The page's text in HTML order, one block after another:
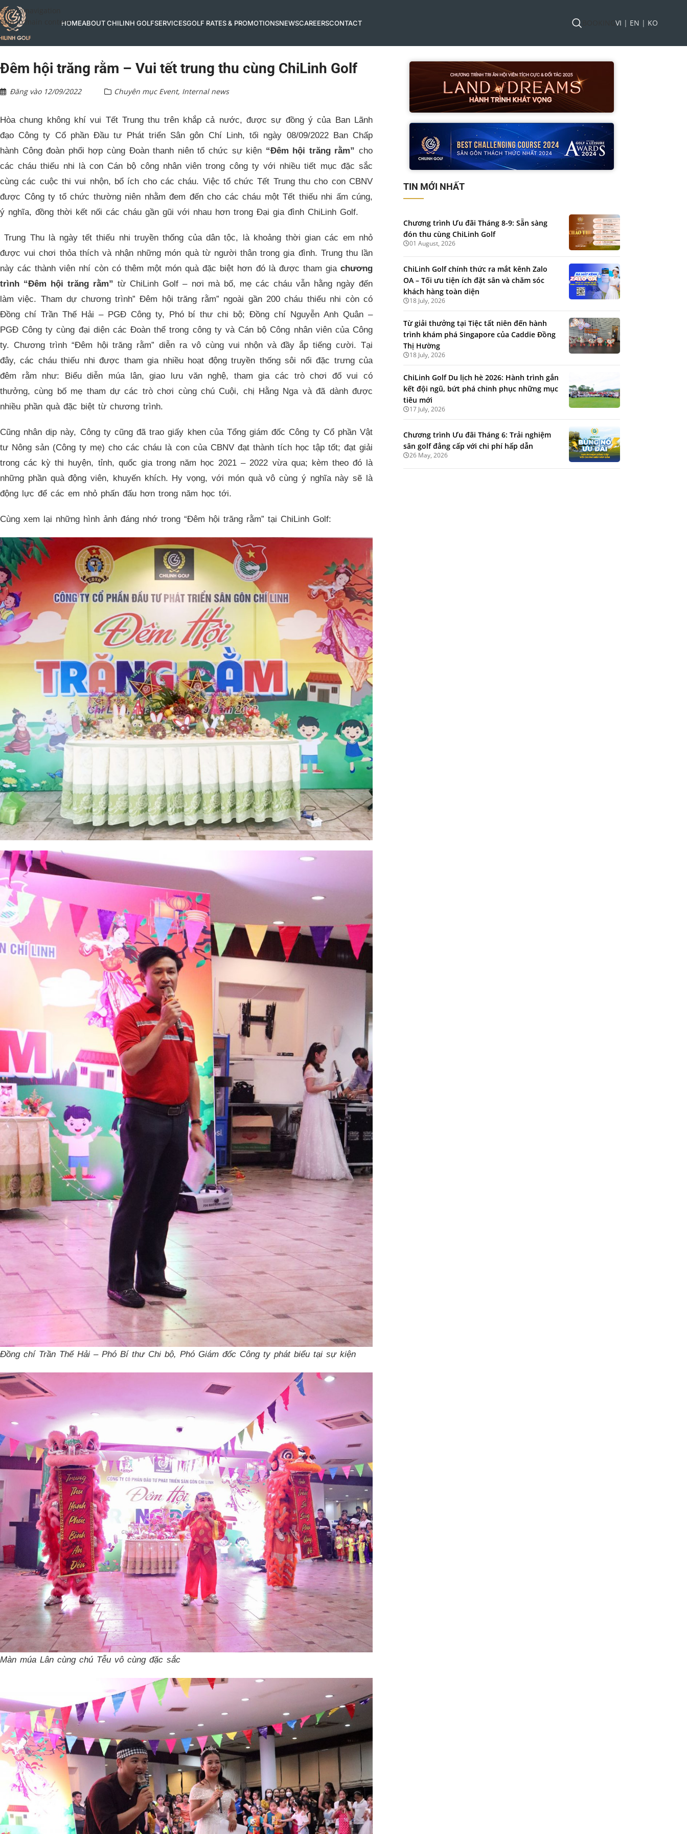
Skip to navigation
Skip to main contentHOMEABOUT CHILINH GOLFSERVICESGOLF RATES & PROMOTIONSNEWSCAREERSCONTACT VI | EN | KO
Đêm hội trăng rằm – Vui tết trung thu cùng ChiLinh Golf
Đăng vào 12/09/2022 Chuyên mục Event, Internal news
Hòa chung không khí vui Tết Trung thu trên khắp cả nước, được sự đồng ý của Ban Lãnh
đạo Công ty Cổ phần Đầu tư Phát triển Sân gôn Chí Linh, tối ngày 08/09/2022 Ban Chấp
hành Công đoàn phối hợp cùng Đoàn thanh niên tổ chức sự kiện “Đêm hội trăng rằm”cho
các cháu thiếu nhi là con Cán bộ công nhân viên trong công ty với nhiều tiết mục đặc sắc
cùng các cuộc thi vui nhộn, bổ ích cho các cháu. Việc tổ chức Tết Trung thu cho con CBNV
được Công ty tổ chức thường niên nhằm đem đến cho các cháu một Tết thiếu nhi ấm cúng,
ý nghĩa, đồng thời kết nối các cháu gần gũi với nhau hơn trong Đại gia đình ChiLinh Golf.
Trung Thu là ngày tết thiếu nhi truyền thống của dân tộc, là khoảng thời gian các em nhỏ
được vui chơi thỏa thích và nhận những món quà từ người thân trong gia đình. Trung thu lần
này các thành viên nhí còn có thêm một món quà đặc biệt hơn đó là được tham giachương
trình “Đêm hội trăng rằm” từ ChiLinh Golf – nơi mà bố, mẹ các cháu vẫn hằng ngày đến
làm việc. Tham dự chương trình” Đêm hội trăng rằm” ngoài gần 200 cháu thiếu nhi còn có
Đồng chí Trần Thế Hải – PGĐ Công ty, Phó bí thư chi bộ; Đồng chí Nguyễn Anh Quân –
PGĐ Công ty cùng đại diện các Đoàn thể trong công ty và Cán bộ Công nhân viên của Công
ty. Chương trình “Đêm hội trăng rằm” diễn ra vô cùng vui nhộn và đầy ắp tiếng cười. Tại
đây, các cháu thiếu nhi được tham gia nhiều hoạt động truyền thống sôi nổi đặc trưng của
đêm rằm như: Biểu diễn múa lân, giao lưu văn nghệ, tham gia các trò chơi đố vui có
thưởng, cùng bố mẹ tham dự các trò chơi cùng chú Cuội, chị Hằng Nga và đã dành được
nhiều phần quà đặc biệt từ chương trình.
Cũng nhân dịp này, Công ty cũng đã trao giấy khen của Tổng giám đốc Công ty Cổ phần Vật
tư Nông sản (Công ty mẹ) cho các cháu là con của CBNV đạt thành tích học tập tốt; đạt giải
trong các kỳ thi huyện, tỉnh, quốc gia trong năm học 2021 – 2022 vừa qua; kèm theo đó là
những phần quà động viên, khuyến khích. Hy vọng, với món quà vô cùng ý nghĩa này sẽ là
động lực để các em nhỏ phấn đấu hơn trong năm học tới.
Cùng xem lại những hình ảnh đáng nhớ trong “Đêm hội trăng rằm” tại ChiLinh Golf:
Đồng chí Trần Thế Hải – Phó Bí thư Chi bộ, Phó Giám đốc Công ty phát biểu tại sự kiện
Màn múa Lân cùng chú Tễu vô cùng đặc sắc
TIN MỚI NHẤT
Chương trình Ưu đãi Tháng 8-9: Sẵn sàng
đón thu cùng ChiLinh Golf
01 August, 2026
ChiLinh Golf chính thức ra mắt kênh Zalo
OA – Tối ưu tiện ích đặt sân và chăm sóc
khách hàng toàn diện
18 July, 2026
Từ giải thưởng tại Tiệc tất niên đến hành
trình khám phá Singapore của Caddie Đồng
Thị Hường
18 July, 2026
ChiLinh Golf Du lịch hè 2026: Hành trình gắn
kết đội ngũ, bứt phá chinh phục những mục
tiêu mới
17 July, 2026
Chương trình Ưu đãi Tháng 6: Trải nghiệm
sân golf đẳng cấp với chi phí hấp dẫn
26 May, 2026